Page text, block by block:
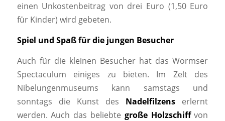
einen Unkostenbeitrag von drei Euro (1,50 Euro
für Kinder) wird gebeten.
Spiel und Spaß für die jungen Besucher
Auch für die kleinen Besucher hat das Wormser
Spectaculum einiges zu bieten. Im Zelt des
Nibelungenmuseums kann samstags und
sonntags die Kunst des Nadelfilzens erlernt
werden. Auch das beliebte große Holzschiffvon